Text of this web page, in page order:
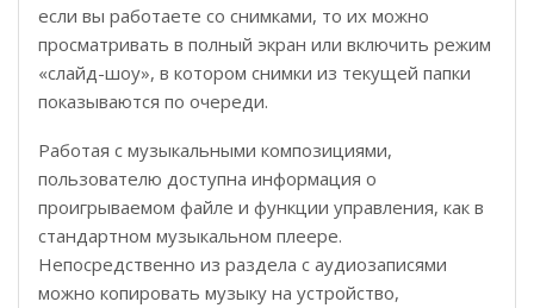
если вы работаете со снимками, то их можно
просматривать в полный экран или включить режим
«слайд-шоу», в котором снимки из текущей папки
показываются по очереди.
Работая с музыкальными композициями,
пользователю доступна информация о
проигрываемом файле и функции управления, как в
стандартном музыкальном плеере.
Непосредственно из раздела с аудиозаписями
можно копировать музыку на устройство,